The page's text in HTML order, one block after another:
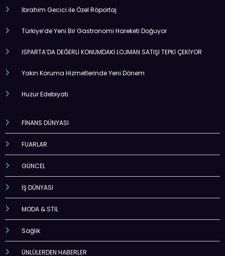
İbrahim Gecici ile Özel Röportaj
Türkiye’de Yeni Bir Gastronomi Hareketi Doğuyor
ISPARTA’DA DEĞERLİ KONUMDAKİ LOJMAN SATIŞI TEPKİ ÇEKİYOR
Yakın Koruma Hizmetlerinde Yeni Dönem
Huzur Edebiyatı
FİNANS DÜNYASI
FUARLAR
GÜNCEL
İŞ DÜNYASI
MODA & STİL
Sağlık
ÜNLÜLERDEN HABERLER